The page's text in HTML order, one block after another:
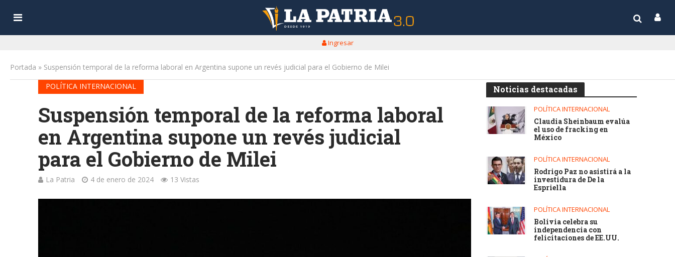
Ingresar
Portada » Suspensión temporal de la reforma laboral en Argentina supone un revés judicial para el Gobierno de Milei
POLÍTICA INTERNACIONAL
Suspensión temporal de la reforma laboral
en Argentina supone un revés judicial
para el Gobierno de Milei
La Patria 4 de enero de 2024 13 Vistas
Noticias destacadas
POLÍTICA INTERNACIONAL
Claudia Sheinbaum evalúa
el uso de fracking en
México
POLÍTICA INTERNACIONAL
Rodrigo Paz no asistirá a la
investidura de De la
Espriella
POLÍTICA INTERNACIONAL
Bolivia celebra su
independencia con
felicitaciones de EE.UU.